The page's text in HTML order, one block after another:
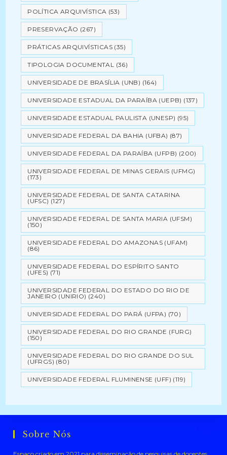
POLÍTICA ARQUIVÍSTICA (53)
PRESERVAÇÃO (267)
PRÁTICAS ARQUIVÍSTICAS (35)
TIPOLOGIA DOCUMENTAL (36)
UNIVERSIDADE DE BRASÍLIA (UNB) (164)
UNIVERSIDADE ESTADUAL DA PARAÍBA (UEPB) (137)
UNIVERSIDADE ESTADUAL PAULISTA (UNESP) (95)
UNIVERSIDADE FEDERAL DA BAHIA (UFBA) (87)
UNIVERSIDADE FEDERAL DA PARAÍBA (UFPB) (200)
UNIVERSIDADE FEDERAL DE MINAS GERAIS (UFMG)
(173)
UNIVERSIDADE FEDERAL DE SANTA CATARINA
(UFSC) (127)
UNIVERSIDADE FEDERAL DE SANTA MARIA (UFSM)
(150)
UNIVERSIDADE FEDERAL DO AMAZONAS (UFAM)
(86)
UNIVERSIDADE FEDERAL DO ESPÍRITO SANTO
(UFES) (71)
UNIVERSIDADE FEDERAL DO ESTADO DO RIO DE
JANEIRO (UNIRIO) (240)
UNIVERSIDADE FEDERAL DO PARÁ (UFPA) (70)
UNIVERSIDADE FEDERAL DO RIO GRANDE (FURG)
(150)
UNIVERSIDADE FEDERAL DO RIO GRANDE DO SUL
(UFRGS) (80)
UNIVERSIDADE FEDERAL FLUMINENSE (UFF) (119)
Sobre Nós